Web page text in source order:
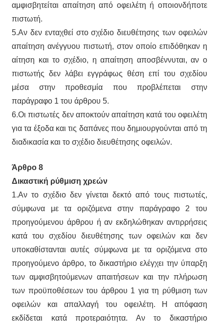
αμφισβητείται απαίτηση από οφειλέτη ή οποιονδήποτε
πιστωτή.
5.Αν δεν ενταχθεί στο σχέδιο διευθέτησης των οφειλών
απαίτηση ανέγγυου πιστωτή, στον οποίο επιδόθηκαν η
αίτηση και το σχέδιο, η απαίτηση αποσβέννυται, αν ο
πιστωτής δεν λάβει εγγράφως θέση επί του σχεδίου
μέσα στην προθεσμία που προβλέπεται στην
παράγραφο 1 του άρθρου 5.
6.Οι πιστωτές δεν αποκτούν απαίτηση κατά του οφειλέτη
για τα έξοδα και τις δαπάνες που δημιουργούνται από τη
διαδικασία και το σχέδιο διευθέτησης οφειλών.
Άρθρο 8
Δικαστική ρύθμιση χρεών
1.Αν το σχέδιο δεν γίνεται δεκτό από τους πιστωτές,
σύμφωνα με τα οριζόμενα στην παράγραφο 2 του
προηγούμενου άρθρου ή αν εκδηλώθηκαν αντιρρήσεις
κατά του σχεδίου διευθέτησης των οφειλών και δεν
υποκαθίστανται αυτές σύμφωνα με τα οριζόμενα στο
προηγούμενο άρθρο, το δικαστήριο ελέγχει την ύπαρξη
των αμφισβητούμενων απαιτήσεων και την πλήρωση
των προϋποθέσεων του άρθρου 1 για τη ρύθμιση των
οφειλών και απαλλαγή του οφειλέτη. Η απόφαση
εκδίδεται κατά προτεραιότητα. Αν το δικαστήριο